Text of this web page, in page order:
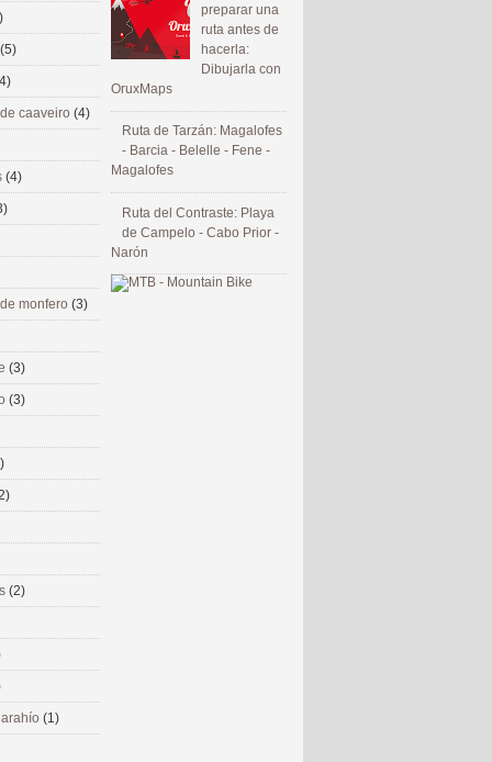
preparar una
ruta antes de
hacerla:
Dibujarla con
OruxMaps
Ruta de Tarzán: Magalofes
- Barcia - Belelle - Fene -
Magalofes
Ruta del Contraste: Playa
de Campelo - Cabo Prior -
Narón
(5)
caaveiro (4)
(4)
monfero (3)
(3)
(3)
(2)
(1)